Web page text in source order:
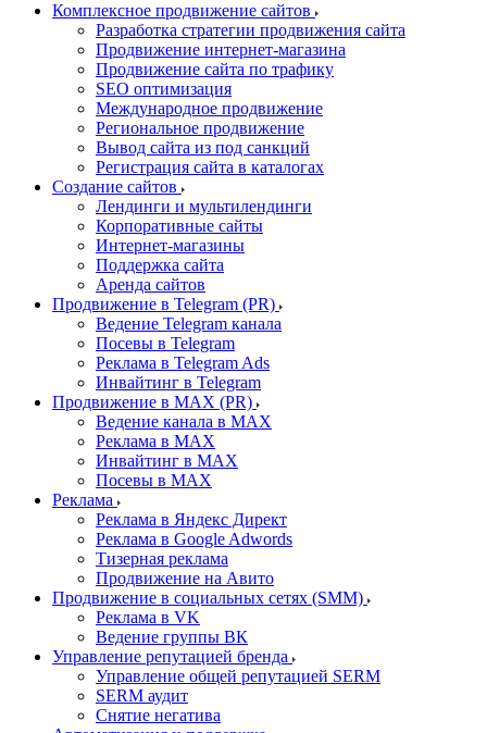
Комплексное продвижение сайтов
Разработка стратегии продвижения сайта
Продвижение интернет-магазина
Продвижение сайта по трафику
SEO оптимизация
Международное продвижение
Региональное продвижение
Вывод сайта из под санкций
Регистрация сайта в каталогах
Создание сайтов
Лендинги и мультилендинги
Корпоративные сайты
Интернет-магазины
Поддержка сайта
Аренда сайтов
Продвижение в Telegram (PR)
Ведение Telegram канала
Посевы в Telegram
Реклама в Telegram Ads
Инвайтинг в Telegram
Продвижение в MAX (PR)
Ведение канала в MAX
Реклама в MAX
Инвайтинг в MAX
Посевы в MAX
Реклама
Реклама в Яндекс Директ
Реклама в Google Adwords
Тизерная реклама
Продвижение на Авито
Продвижение в социальных сетях (SMM)
Реклама в VK
Ведение группы ВК
Управление репутацией бренда
Управление общей репутацией SERM
SERM аудит
Снятие негатива